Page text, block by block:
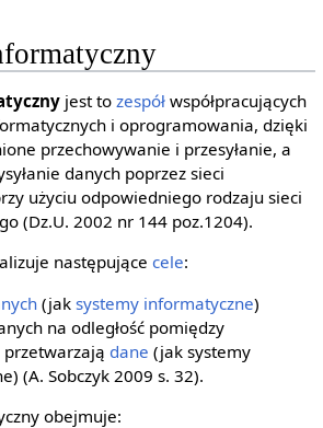
jest to zespółwspółpracujących
i oprogramowania, dzięki
przechowywanie i przesyłanie, a
danych poprzez sieci
użyciu odpowiedniego rodzaju sieci
(Dz.U. 2002 nr 144 poz.1204).
następujące cele:
(jaksystemy informatyczne)
na odległość pomiędzy
dane (jak systemy
(A. Sobczyk 2009 s. 32).
obejmuje: